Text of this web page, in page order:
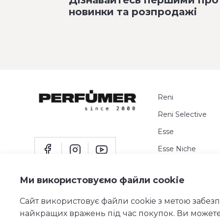
новинки та розпродажі
Reni
Reni Selective
Esse
Esse Niche
Ми використовуємо файли cookie
Сайт використовує файли cookie з метою
найкращих вражень під час покупок. Ви